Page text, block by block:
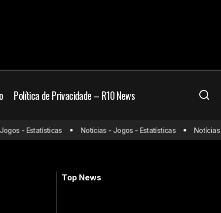
Política de Privacidade – R10 News
2025
Santos negocia contratação de Danilo
Barbosa, do Botafogo
- Estatísticas Notícias - Jogos - Estatísticas Notícias -
Top News